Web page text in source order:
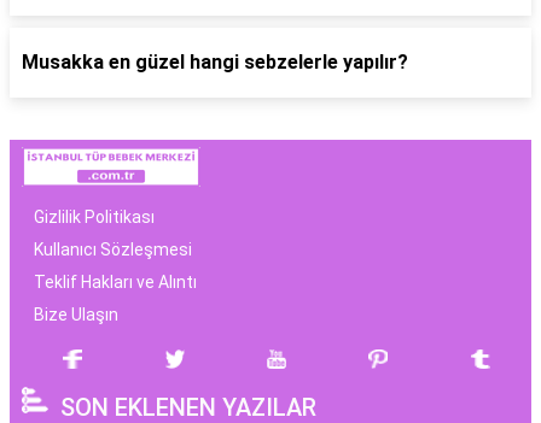
Musakka en güzel hangi sebzelerle yapılır?
Gizlilik Politikası
Kullanıcı Sözleşmesi
Teklif Hakları ve Alıntı
Bize Ulaşın
SON EKLENEN YAZILAR